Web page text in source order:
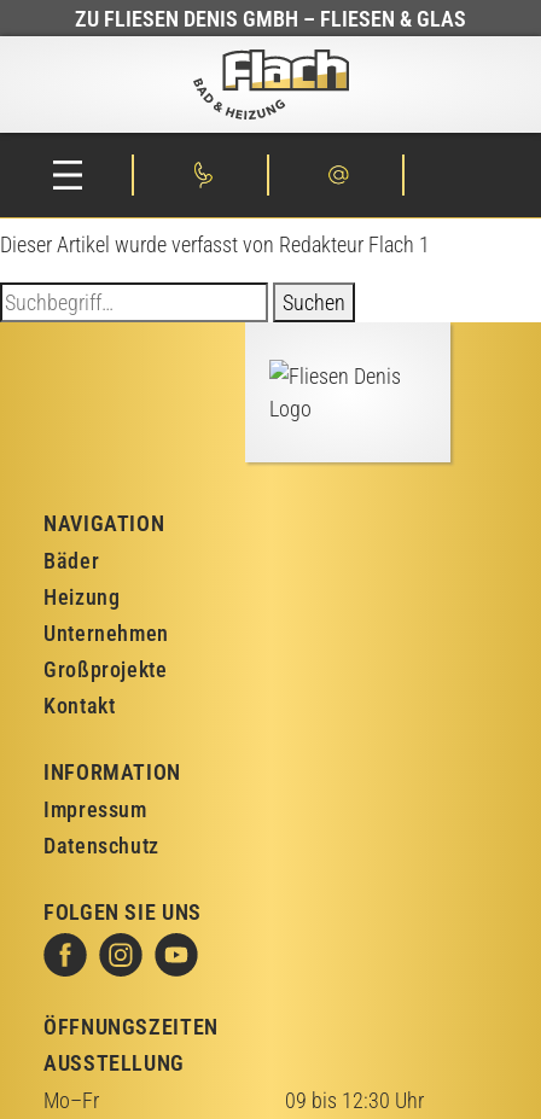
ZU FLIESEN DENIS GMBH – FLIESEN & GLAS
Liliia Mukha
Veröffentlicht von
mailto:liliia.mukha@flach-schweich.de
Kategorisiert in:
Dieser Artikel wurde verfasst von Redakteur Flach 1
Suchen
NAVIGATION
Bäder
Heizung
Unternehmen
Großprojekte
Kontakt
INFORMATION
Impressum
Datenschutz
FOLGEN SIE UNS
ÖFFNUNGSZEITEN
AUSSTELLUNG
Mo–Fr
09 bis 12:30 Uhr